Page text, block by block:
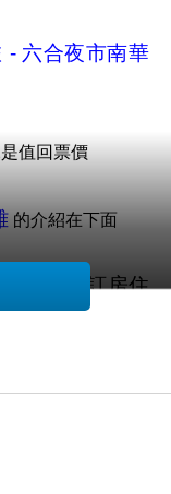
- 六合夜市南華
值回票價
的介紹在下面
以在這訂房住